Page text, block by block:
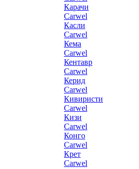
Карачи
Carwel
Касли
Carwel
Кема
Carwel
Кентавр
Carwel
Керид
Carwel
Кивиристи
Carwel
Кизи
Carwel
Конго
Carwel
Крет
Carwel